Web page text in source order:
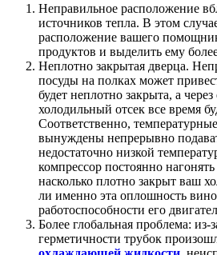
Неправильное расположение
источников тепла. В этом
расположение вашего
продуктов и выделить ему
Неплотно закрытая дверца.
посуды на полках может
будет неплотно закрыта, а
холодильный отсек все время
Соответственно,
вынуждены непрерывно
недостаточно низкой
компрессор постоянно
насколько плотно закрыт ваш
ли именно эта оплошность
работоспособности его
Более глобальная проблема: из-
герметичности трубок